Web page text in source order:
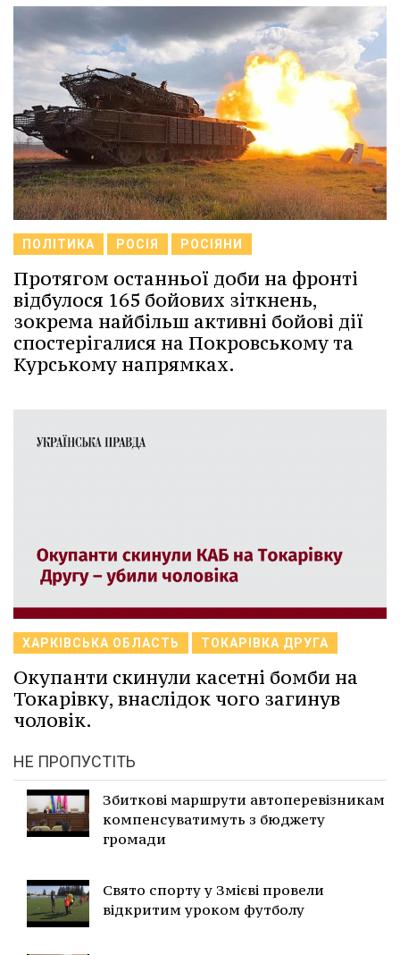
ПОЛІТИКА РОСІЯ РОСІЯНИ
Протягом останньої доби на фронті
відбулося 165 бойових зіткнень,
зокрема найбільш активні бойові дії
спостерігалися на Покровському та
Курському напрямках.
ХАРКІВСЬКА ОБЛАСТЬ ТОКАРІВКА ДРУГА
Окупанти скинули касетні бомби на
Токарівку, внаслідок чого загинув
чоловік.
НЕ ПРОПУСТІТЬ
Збиткові маршрути автоперевізникам
компенсуватимуть з бюджету
громади
Свято спорту у Змієві провели
відкритим уроком футболу